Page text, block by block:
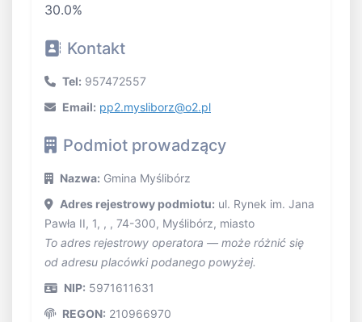
30.0%
Kontakt
Tel: 957472557
Email: pp2.mysliborz@o2.pl
Podmiot prowadzący
Nazwa: Gmina Myślibórz
Adres rejestrowy podmiotu: ul. Rynek im. Jana
Pawła II, 1, , , 74-300, Myślibórz, miasto
To adres rejestrowy operatora — może różnić się
od adresu placówki podanego powyżej.
NIP: 5971611631
REGON: 210966970